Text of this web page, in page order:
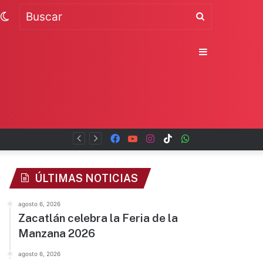
TikTok
Instagram
YouTube
Facebook
Switch
ÚLTIMAS NOTICIAS
agosto 6, 2026
Zacatlán celebra la Feria de la
Manzana 2026
agosto 6, 2026